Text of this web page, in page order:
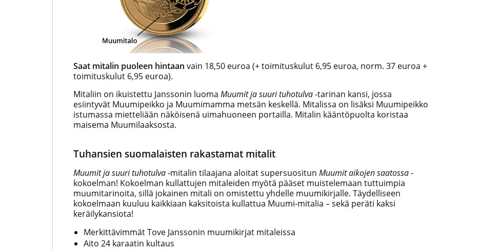
Saat mitalin puoleen hintaan vain 18,50 euroa (+ toimituskulut 6,95 euroa, norm. 37 euroa +
toimituskulut 6,95 euroa).
Mitaliin on ikuistettu Janssonin luoma Muumit ja suuri tuhotulva-tarinan kansi, jossa
esiintyvät Muumipeikko ja Muumimamma metsän keskellä. Mitalissa on lisäksi Muumipeikko
istumassa mietteliään näköisenä uimahuoneen portailla. Mitalin kääntöpuolta koristaa
maisema Muumilaaksosta.
Tuhansien suomalaisten rakastamat mitalit
Muumit ja suuri tuhotulva-mitalin tilaajana aloitat supersuositun Muumit aikojen saatossa-
kokoelman! Kokoelman kullattujen mitaleiden myötä pääset muistelemaan tuttuimpia
muumitarinoita, sillä jokainen mitali on omistettu yhdelle muumikirjalle. Täydelliseen
kokoelmaan kuuluu kaikkiaan kaksitoista kullattua Muumi-mitalia – sekä peräti kaksi
keräilykansiota!
Merkittävimmät Tove Janssonin muumikirjat mitaleissa
Aito 24 karaatin kultaus